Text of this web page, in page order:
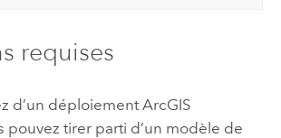
requises
d’un déploiement ArcGIS
pouvez tirer parti d’un modèle de